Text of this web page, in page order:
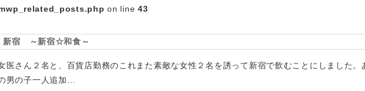
on line43
新宿 ～新宿☆和食～
医さん２名と、百貨店勤務のこれまた素敵な女性２名を誘って新宿で飲むことにしました。
男の子一人追加…